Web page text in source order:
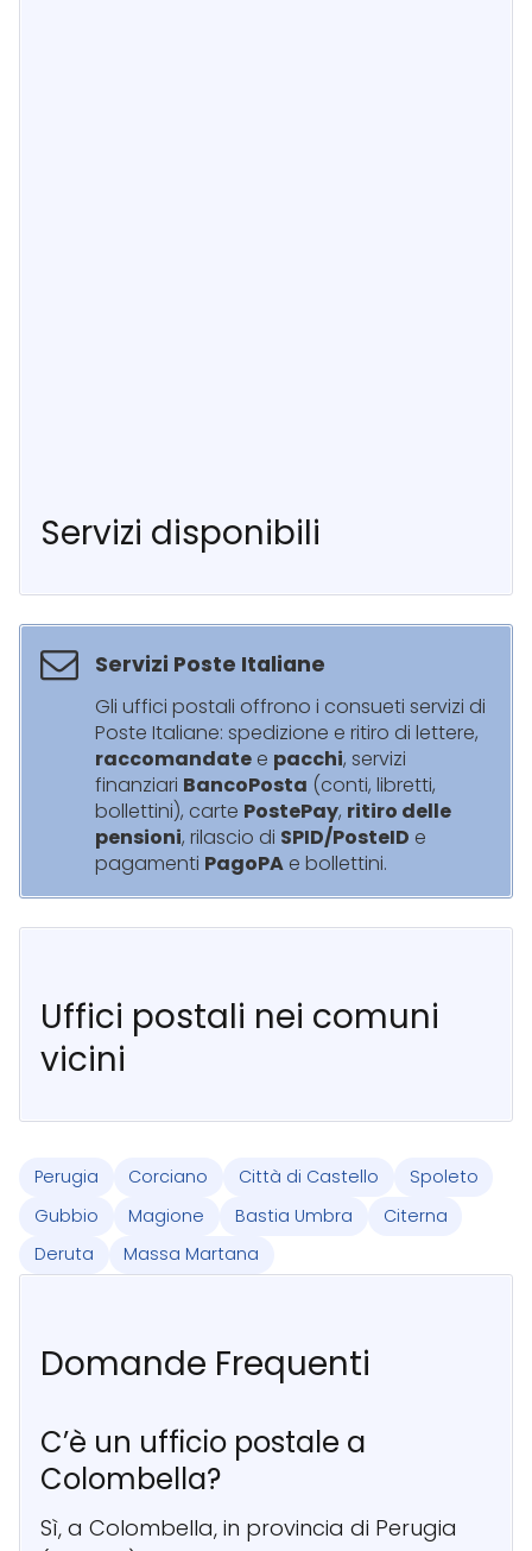
Servizi disponibili
Servizi Poste Italiane
Gli uffici postali offrono i consueti servizi di
Poste Italiane: spedizione e ritiro di lettere,
raccomandate e pacchi, servizi
finanziari BancoPosta (conti, libretti,
bollettini), carte PostePay, ritiro delle
pensioni, rilascio di SPID/PosteID e
pagamenti PagoPA e bollettini.
Uffici postali nei comuni
vicini
Perugia Corciano Città di Castello
Spoleto
Gubbio
Magione Bastia Umbra
Citerna
Deruta
Massa Martana
Domande Frequenti
C’è un ufficio postale a
Colombella?
Sì, a Colombella, in provincia di Perugia